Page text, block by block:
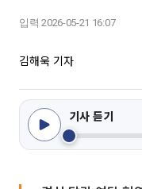
입력 2026-05-21 16:07
김해욱 기자
기사 듣기